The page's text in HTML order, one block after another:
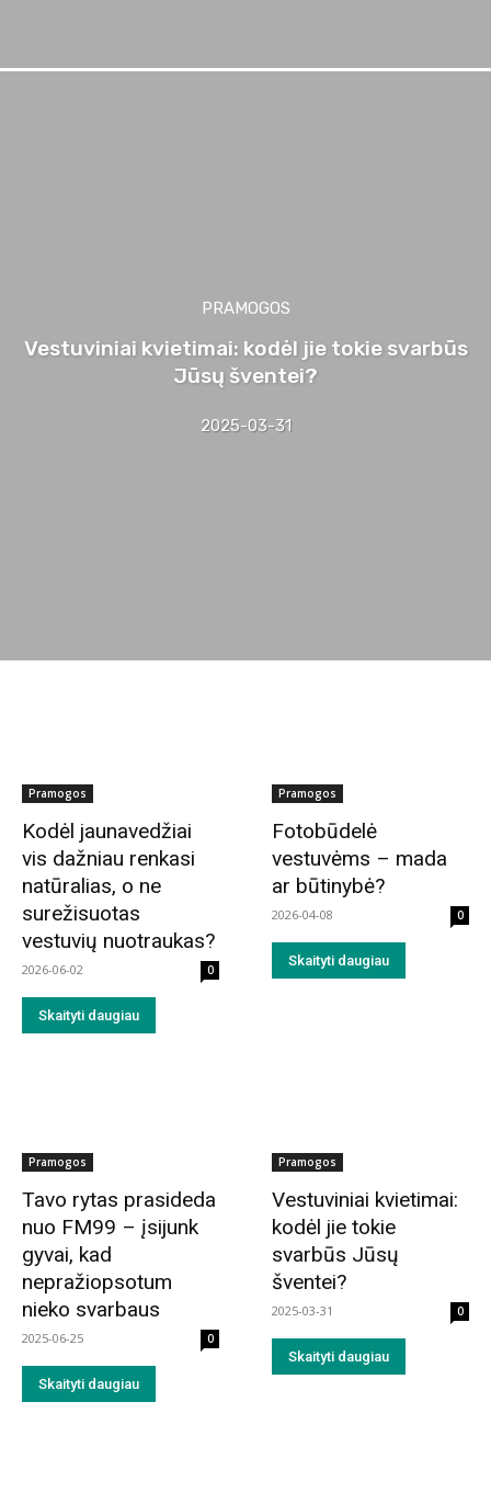
PRAMOGOS
Vestuviniai kvietimai: kodėl jie tokie svarbūs
Jūsų šventei?
2025-03-31
Pramogos
Kodėl jaunavedžiai
vis dažniau renkasi
natūralias, o ne
surežisuotas
vestuvių nuotraukas?
2026-06-02 0
Skaityti daugiau
Pramogos
Fotobūdelė
vestuvėms – mada
ar būtinybė?
2026-04-08 0
Skaityti daugiau
Pramogos
Tavo rytas prasideda
nuo FM99 – įsijunk
gyvai, kad
nepražiopsotum
nieko svarbaus
2025-06-25 0
Skaityti daugiau
Pramogos
Vestuviniai kvietimai:
kodėl jie tokie
svarbūs Jūsų
šventei?
2025-03-31 0
Skaityti daugiau